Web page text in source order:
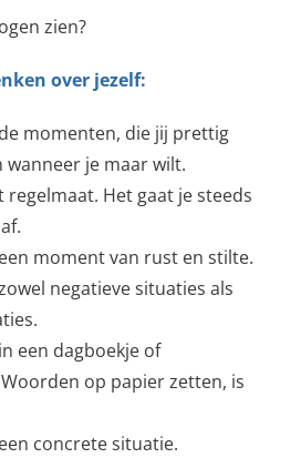
zien?
over jezelf:
momenten, die jij prettig
wanneer je maar wilt.
regelmaat. Het gaat je steeds
moment van rust en stilte.
negatieve situaties als
een dagboekje of
op papier zetten, is
concrete situatie.